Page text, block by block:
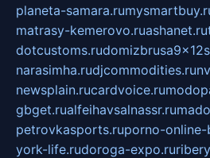
planeta-samara.ru
matrasy-kemerovo.ruashanet.ru
dotcustoms.ru
narasimha.rudjcommodities.ru
newsplain.rucardvoice.ru
gbget.rualfeihavsalnassr.ru
petrovkasports.ruporno-online-
york-life.rudoroga-expo.ru